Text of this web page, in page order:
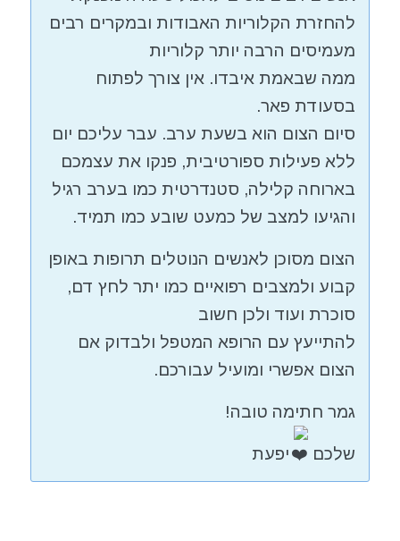
להחזרת הקלוריות האבודות ובמקרים רבים
מעמיסים הרבה יותר קלוריות
ממה שבאמת איבדו. אין צורך לפתוח
בסעודת פאר.
סיום הצום הוא בשעת ערב. עבר עליכם יום
ללא פעילות ספורטיבית, פנקו את עצמכם
בארוחה קלילה, סטנדרטית כמו בערב רגיל
והגיעו למצב של כמעט שובע כמו תמיד.
הצום מסוכן לאנשים הנוטלים תרופות באופן
קבוע ולמצבים רפואיים כמו יתר לחץ דם,
סוכרת ועוד ולכן חשוב
להתייעץ עם הרופא המטפל ולבדוק אם
הצום אפשרי ומועיל עבורכם.
גמר חתימה טובה!
שלכם יפעת